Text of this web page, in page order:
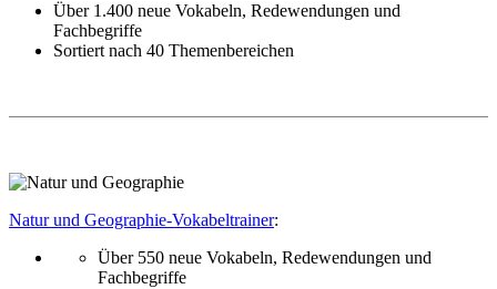
Über 1.400 neue Vokabeln, Redewendungen und
Fachbegriffe
Sortiert nach 40 Themenbereichen
Natur und Geographie-Vokabeltrainer:
Über 550 neue Vokabeln, Redewendungen und
Fachbegriffe